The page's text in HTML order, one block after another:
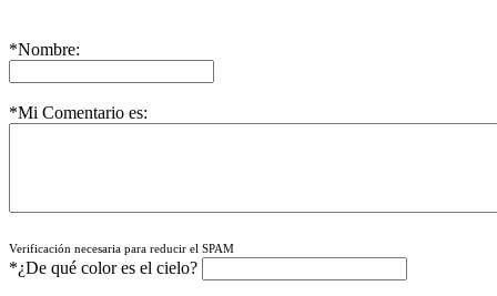
*Nombre:
*Mi Comentario es:
Verificación necesaria para reducir el SPAM
*¿De qué color es el cielo?